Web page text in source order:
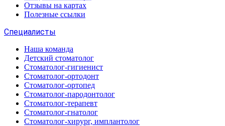
Отзывы на картах
Полезные ссылки
Специалисты
Наша команда
Детский стоматолог
Стоматолог-гигиенист
Стоматолог-ортодонт
Стоматолог-ортопед
Стоматолог-пародонтолог
Стоматолог-терапевт
Стоматолог-гнатолог
Стоматолог-хирург, имплантолог